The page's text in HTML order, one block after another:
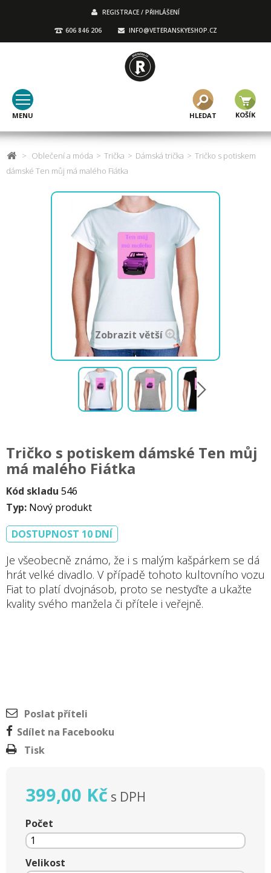
REGISTRACE / PŘIHLÁŠENÍ
606 846 206 INFO@VETERANSKYESHOP.CZ
MENU KOŠÍK
HLEDAT
> Oblečení a móda > Trička > Dámská trička > Tričko s potiskem
dámské Ten můj má malého Fiátka
Zobrazit větší
Tričko s potiskem dámské Ten můj
má malého Fiátka
Kód skladu 546
Typ: Nový produkt
DOSTUPNOST 10 DNÍ
Je všeobecně známo, že i s malým kašpárkem se dá
hrát velké divadlo. V případě tohoto kultovního vozu
Fiat to platí dvojnásob, proto se nestyďte a ukažte
kvality svého manžela či přítele i veřejně.
Poslat příteli
Sdílet na Facebooku
Tisk
399,00 Kč s DPH
Počet
Velikost